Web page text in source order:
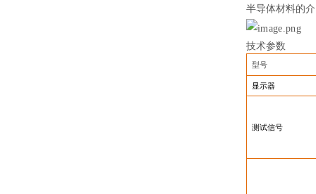
半导体材料的
技术参数
型号
显示器
测试信号